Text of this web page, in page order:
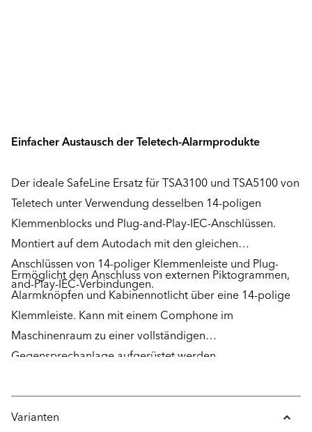
Einfacher Austausch der Teletech-Alarmprodukte
Der ideale SafeLine Ersatz für TSA3100 und TSA5100 von
Teletech unter Verwendung desselben 14-poligen
Klemmenblocks und Plug-and-Play-IEC-Anschlüssen.
Montiert auf dem Autodach mit den gleichen
Anschlüssen von 14-poliger Klemmenleiste und Plug-
and-Play-IEC-Verbindungen.
Ermöglicht den Anschluss von externen Piktogrammen,
Alarmknöpfen und Kabinennotlicht über eine 14-polige
Klemmleiste. Kann mit einem Comphone im
Maschinenraum zu einer vollständigen
Gegensprechanlage aufgerüstet werden.
Varianten